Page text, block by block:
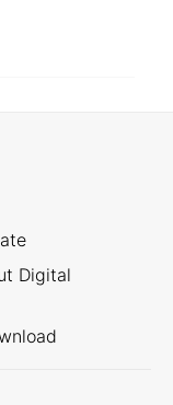
Digital